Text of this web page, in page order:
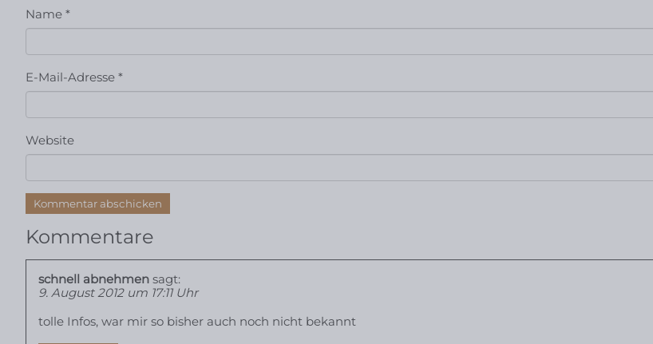
Name *
E-Mail-Adresse *
Website
Kommentare
schnell abnehmen sagt:
9. August 2012 um 17:11 Uhr
tolle Infos, war mir so bisher auch noch nicht bekannt